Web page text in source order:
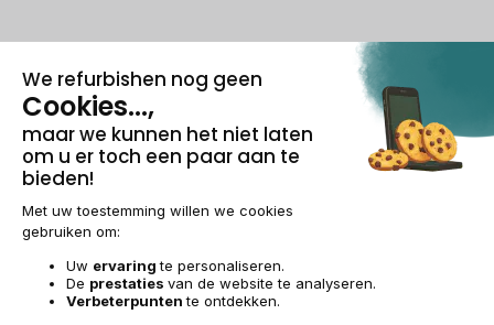
100% beveiligde betaling
Wettelijke vermeldingen & AGBeheer van cookies
Algemene verkoopvoorwaarden
Toegankelijkheid